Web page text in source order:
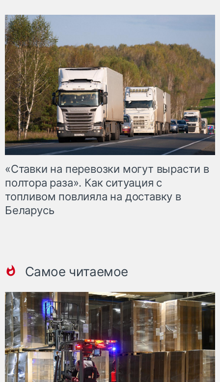
«Ставки на перевозки могут вырасти в
полтора раза». Как ситуация с
топливом повлияла на доставку в
Беларусь
Самое читаемое